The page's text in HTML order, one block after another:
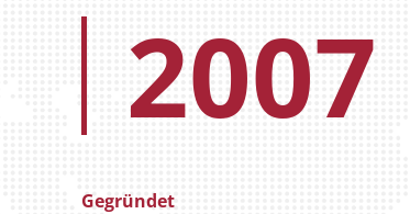
2007
Gegründet